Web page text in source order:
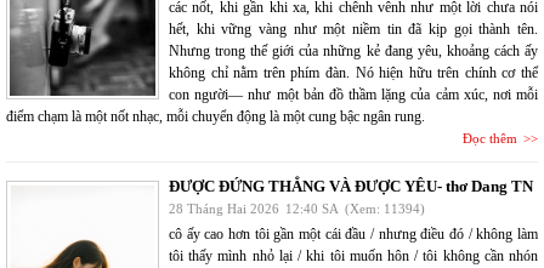
các nốt, khi gần khi xa, khi chênh vênh như một lời chưa nói
hết, khi vững vàng như một niềm tin đã kịp gọi thành tên.
Nhưng trong thế giới của những kẻ đang yêu, khoảng cách ấy
không chỉ nằm trên phím đàn. Nó hiện hữu trên chính cơ thể
con người— như một bản đồ thầm lặng của cảm xúc, nơi mỗi
điểm chạm là một nốt nhạc, mỗi chuyển động là một cung bậc ngân rung.
Đọc thêm
ĐƯỢC ĐỨNG THẲNG VÀ ĐƯỢC YÊU- thơ Dang TN
28 Tháng Hai 2026 12:40 SA (Xem: 11394)
cô ấy cao hơn tôi gần một cái đầu / nhưng điều đó / không làm
tôi thấy mình nhỏ lại / khi tôi muốn hôn / tôi không cần nhón